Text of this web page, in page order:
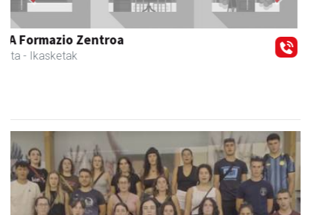
Egape Ikastola
Urnieta - Hezkuntza